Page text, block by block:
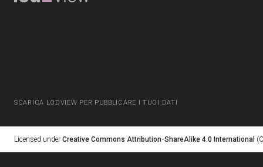
SCARICA LODVIEW PER PUBBLICARE I TUOI DATI
Licensed under Creative Commons Attribution-ShareAlike 4.0 International